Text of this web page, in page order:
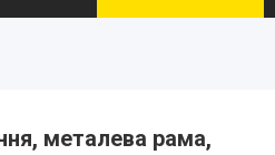
металева рама,